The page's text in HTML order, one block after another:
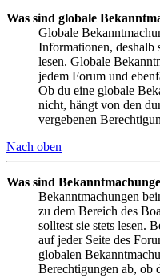
Was sind globale
Globale
Informationen, deshalb
lesen. Globale
jedem Forum und
Ob du eine globale
nicht, hängt von den
vergebenen
Nach oben
Was sind
Bekanntmachungen
zu dem Bereich des
solltest sie stets lesen.
auf jeder Seite des
globalen
Berechtigungen ab, ob